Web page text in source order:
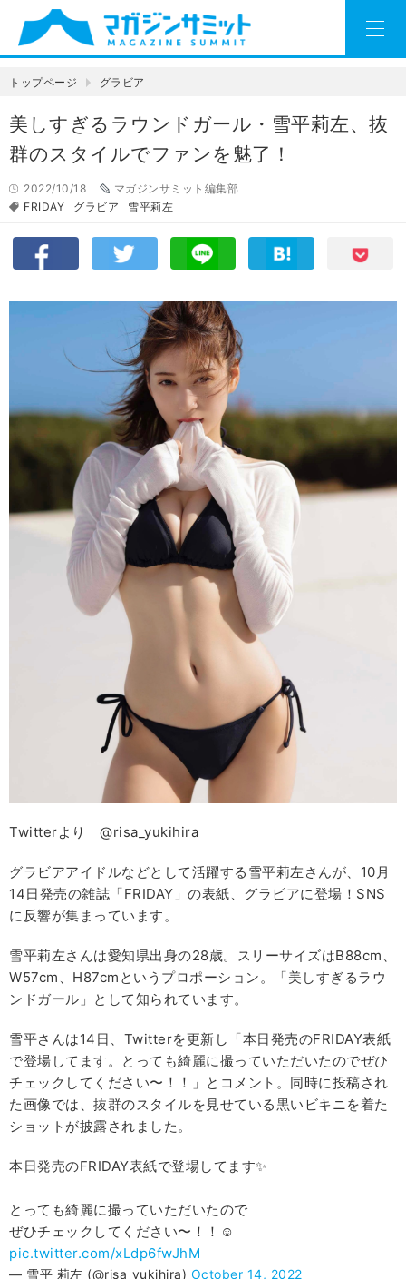
トップページ グラビア
美しすぎるラウンドガール・雪平莉左、抜
群のスタイルでファンを魅了！
2022/10/18
マガジンサミット編集部
FRIDAY
グラビア 雪平莉左
Twitterより @risa_yukihira
グラビアアイドルなどとして活躍する雪平莉左さんが、10月
14日発売の雑誌「FRIDAY」の表紙、グラビアに登場！SNS
に反響が集まっています。
雪平莉左さんは愛知県出身の28歳。スリーサイズはB88cm、
W57cm、H87cmというプロポーション。「美しすぎるラウ
ンドガール」として知られています。
雪平さんは14日、Twitterを更新し「本日発売のFRIDAY表紙
で登場してます。とっても綺麗に撮っていただいたのでぜひ
チェックしてください〜！！」とコメント。同時に投稿され
た画像では、抜群のスタイルを見せている黒いビキニを着た
ショットが披露されました。
本日発売のFRIDAY表紙で登場してます✨
とっても綺麗に撮っていただいたので
ぜひチェックしてください〜！！☺︎
pic.twitter.com/xLdp6fwJhM
— 雪平 莉左 (@risa_yukihira) October 14, 2022